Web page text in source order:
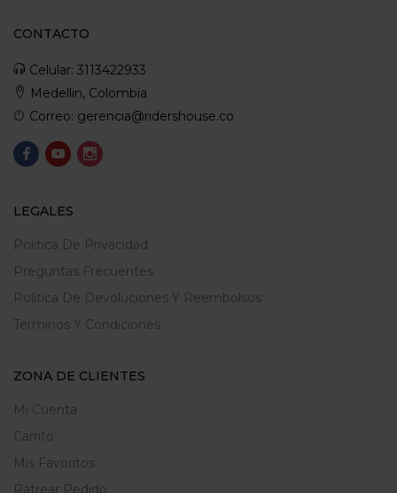
CONTACTO
Celular: 3113422933
Medellin, Colombia
Correo: gerencia@ridershouse.co
LEGALES
Politica De Privacidad
Preguntas Frecuentes
Política De Devoluciones Y Reembolsos
Terminos Y Condiciones
ZONA DE CLIENTES
Mi Cuenta
Carrito
Mis Favoritos
Ratrear Pedido